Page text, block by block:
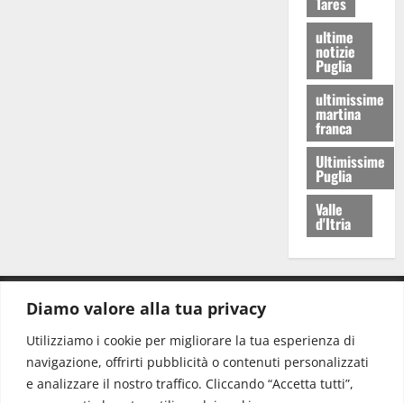
Diamo valore alla tua privacy
Utilizziamo i cookie per migliorare la tua esperienza di
navigazione, offrirti pubblicità o contenuti personalizzati
e analizzare il nostro traffico. Cliccando “Accetta tutti”,
ultime
notizie
Puglia
ultimissime
martina
franca
Ultimissime
Puglia
Valle
d'Itria
Redazione: redazione@www.martinasera.it
Direttore:direttore@www.martinasera.it